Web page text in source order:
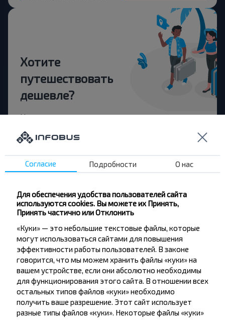
Хотите
путешествовать
дешевле?
Не пропусти специальные акции, скидки и
Подпишись на получение новостей и
Подписаться
Вопрос - Ответ
Как забронировать билет?
Согласие Подробности О нас
Для обеспечения удобства пользователей сайта
используются cookies. Вы можете их Принять,
Принять частично или Отклонить
«Куки» — это небольшие текстовые файлы, которые
могут использоваться сайтами для повышения
эффективности работы пользователей. В законе
говорится, что мы можем хранить файлы «куки» на
вашем устройстве, если они абсолютно необходимы
для функционирования этого сайта. В отношении всех
остальных типов файлов «куки» необходимо
получить ваше разрешение. Этот сайт использует
разные типы файлов «куки». Некоторые файлы «куки»